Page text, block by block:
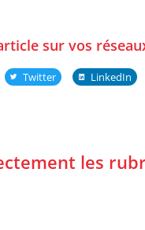
sur vos
Twitter LinkedIn
les